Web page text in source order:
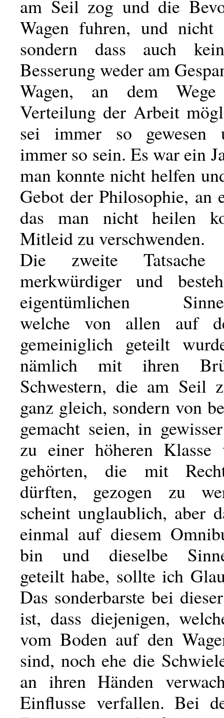
am Seil zog und die
Wagen fuhren, und nicht
sondern dass auch
Besserung weder am
Wagen, an dem
Verteilung der Arbeit
sei immer so gewesen
immer so sein. Es war ein
man konnte nicht helfen
Gebot der Philosophie, an
das man nicht heilen
Mitleid zu verschwenden.
Die zweite
merkwürdiger und
eigentümlichen
welche von allen auf
gemeiniglich geteilt
nämlich mit ihren
Schwestern, die am Seil
ganz gleich, sondern von
gemacht seien, in
zu einer höheren Klasse
gehörten, die mit
dürften, gezogen zu
scheint unglaublich, aber
einmal auf diesem
bin und dieselbe
geteilt habe, sollte ich
Das sonderbarste bei
ist, dass diejenigen,
vom Boden auf den
sind, noch ehe die
an ihren Händen
Einflusse verfallen. Bei